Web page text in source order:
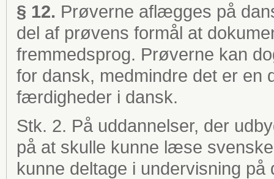
§ 12. Prøverne aflægges på
del af prøvens formål at
fremmedsprog. Prøverne kan
for dansk, medmindre det er en
færdigheder i dansk.
Stk. 2. På uddannelser, der
på at skulle kunne læse
kunne deltage i undervisning på